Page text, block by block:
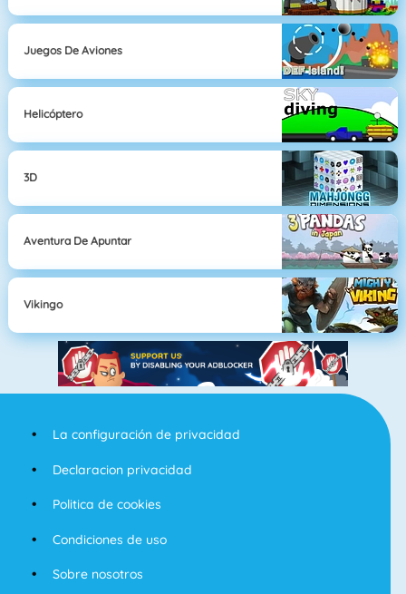
Juegos De Aviones
Helicóptero
3D
Aventura De Apuntar
Vikingo
La configuración de privacidad
Declaracion privacidad
Politica de cookies
Condiciones de uso
Sobre nosotros